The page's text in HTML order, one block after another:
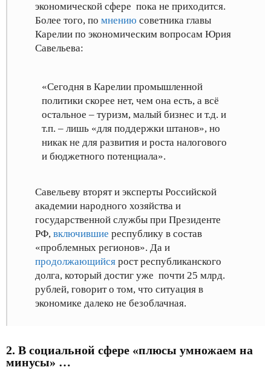
экономической сфере пока не приходится.
Более того, по мнению советника главы
Карелии по экономическим вопросам Юрия
Савельева:
«Сегодня в Карелии промышленной
политики скорее нет, чем она есть, а всё
остальное – туризм, малый бизнес и т.д. и
т.п. – лишь «для поддержки штанов», но
никак не для развития и роста налогового
и бюджетного потенциала».
Савельеву вторят и эксперты Российской
академии народного хозяйства и
государственной службы при Президенте
РФ, включившие республику в состав
«проблемных регионов». Да и
продолжающийся рост республиканского
долга, который достиг уже почти 25 млрд.
рублей, говорит о том, что ситуация в
экономике далеко не безоблачная.
2. В социальной сфере «плюсы умножаем на
минусы» …